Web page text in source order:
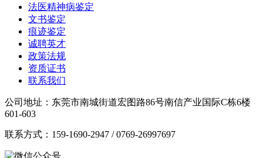
法医精神病鉴定
文书鉴定
痕迹鉴定
诚聘英才
政策法规
资质证书
联系我们
公司地址：东莞市南城街道宏图路86号南信产业国际C栋6楼
601-603
联系方式：159-1690-2947 / 0769-26997697